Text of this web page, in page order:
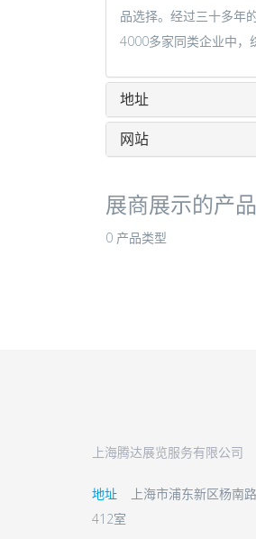
品选择。经过三十多年
4000多家同类企业中，
地址
网站
展商展示的产品
0 产品类型
上海腾达展览服务有限公司
地址
上海市浦东新区杨南
412室